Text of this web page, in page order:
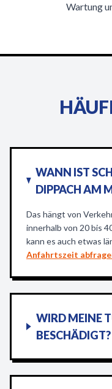
Wartung
WANN IST
DIPPACH AM
Das hängt von
innerhalb von 20 bis
kann es auch etwas
Anfahrtszeit
WIRD MEINE
BESCHÄDIGT?